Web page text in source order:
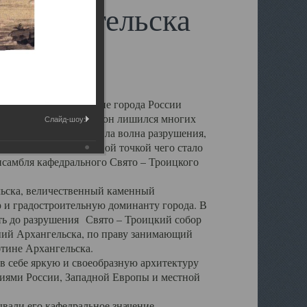
другие губернские города России
результате которых он лишился многих
Архангельску ударила волна разрушения,
–х годов. Отправной точкой чего стало
кафедрального Свято – Троицкого
величественный каменный
градостроительную доминанту города. В
до разрушения Свято – Троицкий собор
Архангельска, по праву занимающий
Архангельска.
яркую и своеобразную архитектуру
России, Западной Европы и местной
Слайд-шоу: